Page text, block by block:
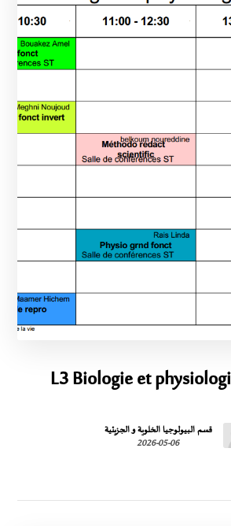
L3 Biologie et
قسم البيولوجيا الخلوية و الجزيئية
2026-05-06